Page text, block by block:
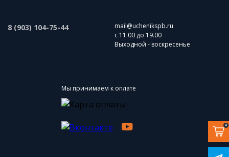
8 (903) 104-75-44
mail@uchenikspb.ru
с 11.00 до 19.00
Выходной - воскресенье
Мы принимаем к оплате
0